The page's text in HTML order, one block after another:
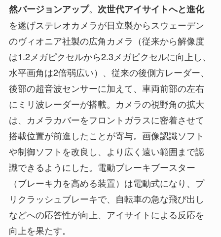
然バージョンアップ。 次世代アイサイトへと進化
を遂げステレオカメラが日立製からスウェーデン
のヴィオニア社製の広角カメラ（従来から解像度
は1.2メガピクセルから2.3メガピクセルに向上し、
水平画角は2倍弱広い）、従来の後側方レーダー、
後部の超音波センサーに加えて、車両前部の左右
にミリ波レーダーが搭載。カメラの視野角の拡大
は、カメラカバーをフロントガラスに密着させて
搭載位置が前進したことが寄与。画像認識ソフト
や制御ソフトを改良し、より広く遠い範囲まで認
識できるようにした。電動ブレーキブースター
（ブレーキ力を高める装置）は電動式になり、プ
リクラッシュブレーキで、自転車の急な飛び出し
などへの応答性が向上、アイサイトによる反応を
向上を果たす。